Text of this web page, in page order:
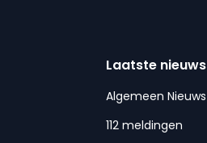
Laatste nieuws
Algemeen Nieuws
112 meldingen